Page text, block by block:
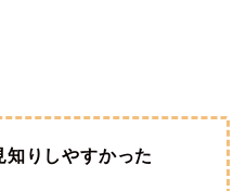
知りしやすかった